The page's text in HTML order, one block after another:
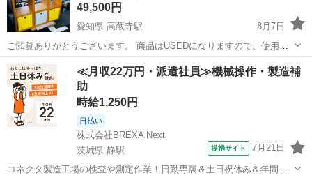
49,500円
愛知県 高蔵寺駅
8月7日
ご閲覧ありがとうございます。 商品はUSEDになりますので、使用感
がございます。 ご来店していただき必ず実物をご確認下さい。 ご来
店の際は「ジモティーを見て来ました」とお声掛けください。 ◆メ
ーカー:ACTUS ◆カラー...
愛知 春日井市 高蔵寺駅 収納家具
≪月収22万円・派遣社員≫機械操作・製造補
助
時給1,250円
日払い
株式会社BREXA Next
茨城県 静駅
提携サイト 7月21日
コネクタ製造工場の検査や測定作業！日勤専属＆土日祝休み＆年間休